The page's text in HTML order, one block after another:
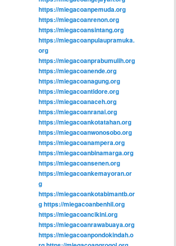
https://miegacoanpemuda.org
https://miegacoanrenon.org
https://miegacoansintang.org
https://miegacoanpulaupramuka.
org
https://miegacoanprabumulih.org
https://miegacoanende.org
https://miegacoanagung.org
https://miegacoantidore.org
https://miegacoanaceh.org
https://miegacoanranai.org
https://miegacoankotatahan.org
https://miegacoanwonosobo.org
https://miegacoanampera.org
https://miegacoanbinamarga.org
https://miegacoansenen.org
https://miegacoankemayoran.or
g
https://miegacoankotabimantb.or
ghttps://miegacoanbenhil.org
https://miegacoancikini.org
https://miegacoanrawabuaya.org
https://miegacoanpondokindah.o